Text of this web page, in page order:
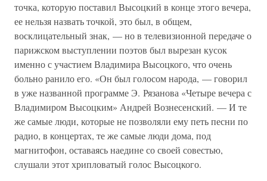
точка, которую поставил Высоцкий в конце этого вечера,
ее нельзя назвать точкой, это был, в общем,
восклицательный знак, — но в телевизионной передаче о
парижском выступлении поэтов был вырезан кусок
именно с участием Владимира Высоцкого, что очень
больно ранило его. «Он был голосом народа, — говорил
в уже названной программе Э. Рязанова «Четыре вечера с
Владимиром Высоцким» Андрей Вознесенский. — И те
же самые люди, которые не позволяли ему петь песни по
радио, в концертах, те же самые люди дома, под
магнитофон, оставаясь наедине со своей совестью,
слушали этот хрипловатый голос Высоцкого.